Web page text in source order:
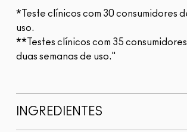
*Teste clínicos com 30 consumidores
uso.
**Testes clínicos com 35
duas semanas de uso."
INGREDIENTES